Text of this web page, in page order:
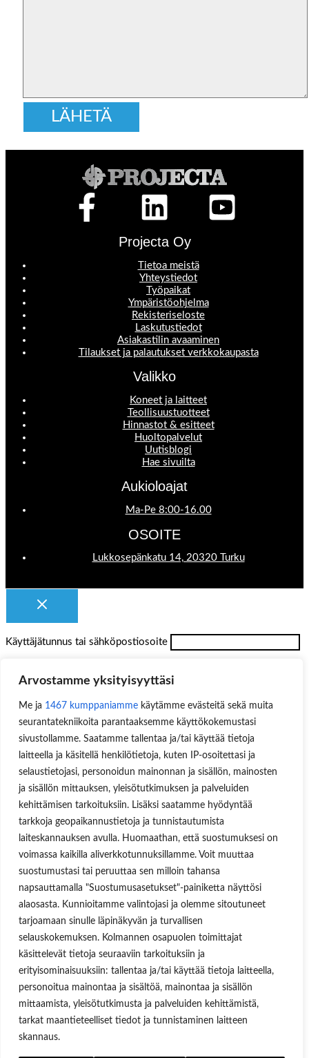
Arvostamme yksityisyyttäsi
Me ja 1467 kumppaniamme käytämme evästeitä sekä muita
seurantatekniikoita parantaaksemme käyttökokemustasi
sivustollamme. Saatamme tallentaa ja/tai käyttää tietoja
laitteella ja käsitellä henkilötietoja, kuten IP-osoitettasi ja
selaustietojasi, personoidun mainonnan ja sisällön, mainosten
ja sisällön mittauksen, yleisötutkimuksen ja palveluiden
kehittämisen tarkoituksiin. Lisäksi saatamme hyödyntää
tarkkoja geopaikannustietoja ja tunnistautumista
laiteskannauksen avulla. Huomaathan, että suostumuksesi on
voimassa kaikilla aliverkkotunnuksillamme. Voit muuttaa
suostumustasi tai peruuttaa sen milloin tahansa
napsauttamalla "Suostumusasetukset"-painiketta näyttösi
alaosasta. Kunnioitamme valintojasi ja olemme sitoutuneet
tarjoamaan sinulle läpinäkyvän ja turvallisen
selauskokemuksen. Kolmannen osapuolen toimittajat
käsittelevät tietoja seuraaviin tarkoituksiin ja
erityisominaisuuksiin: tallentaa ja/tai käyttää tietoja laitteella,
personoitua mainontaa ja sisältöä, mainontaa ja sisällön
mittaamista, yleisötutkimusta ja palveluiden kehittämistä,
tarkat maantieteelliset tiedot ja tunnistaminen laitteen
skannaus.
Projecta Oy
Tietoa meistä
Yhteystiedot
Työpaikat
Ympäristöohjelma
Rekisteriseloste
Laskutustiedot
Asiakastilin avaaminen
Tilaukset ja palautukset verkkokaupasta
Valikko
Koneet ja laitteet
Teollisuustuotteet
Hinnastot & esitteet
Huoltopalvelut
Uutisblogi
Hae sivuilta
Aukioloajat
Ma-Pe 8:00-16.00
OSOITE
Lukkosepänkatu 14, 20320 Turku
Käyttäjätunnus tai sähköpostiosoite
Lost your password?